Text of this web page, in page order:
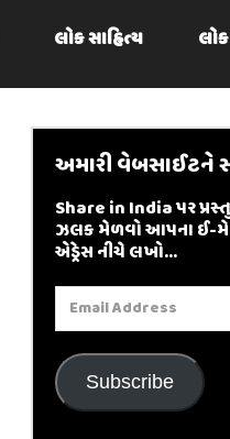
લોક સાહિત્ય
અમારી વેબસાઈટને
Share in India પર
ઝલક મેળવો આપના ઈ-
એડ્રેસ નીચે લખો...
Email
Address
Subscribe